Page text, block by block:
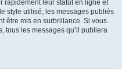
rapidement leur statut en ligne et
style utilisé, les messages publiés
être mis en surbrillance. Si vous
tous les messages qu’il publiera